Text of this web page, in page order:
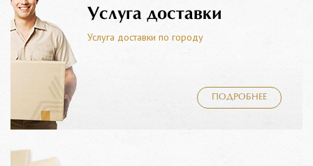
Услуга доставки
Услуга доставки по городу
ПОДРОБНЕЕ